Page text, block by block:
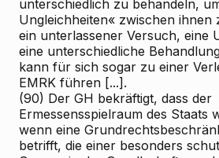
unterschiedlich zu behandeln,
Ungleichheiten« zwischen ihnen
ein unterlassener Versuch, eine
eine unterschiedliche
kann für sich sogar zu einer
EMRK führen [...].
(90) Der GH bekräftigt, dass der
Ermessensspielraum des Staats
wenn eine
betrifft, die einer besonders